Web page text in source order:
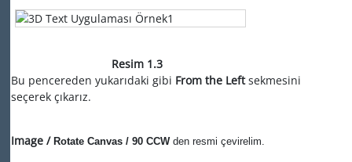
Resim 1.3
Bu pencereden yukarıdaki gibi From the Leftsekmesini
seçerek çıkarız.
Image / Rotate Canvas / 90 CCWden resmi çevirelim.